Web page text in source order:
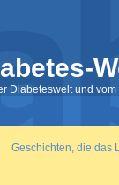
Diabeteswelt und
Geschichten, die das